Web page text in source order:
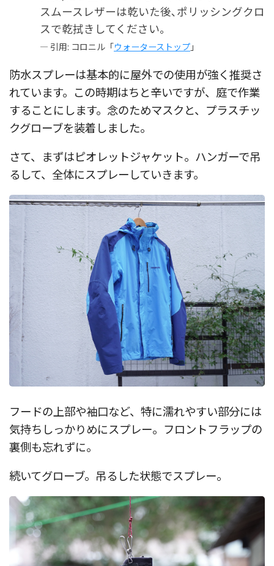
スムースレザーは乾いた後､ポリッシングクロ
スで乾拭きしてください｡
— 引用: コロニル「ウォーターストップ 」
防水スプレーは基本的に屋外での使用が強く推奨さ
れています。この時期はちと辛いですが、庭で作業
することにします。念のためマスクと、プラスチッ
クグローブを装着しました。
さて、まずはピオレットジャケット。ハンガーで吊
るして、全体にスプレーしていきます。
フードの上部や袖口など、特に濡れやすい部分には
気持ちしっかりめにスプレー。フロントフラップの
裏側も忘れずに。
続いてグローブ。吊るした状態でスプレー。